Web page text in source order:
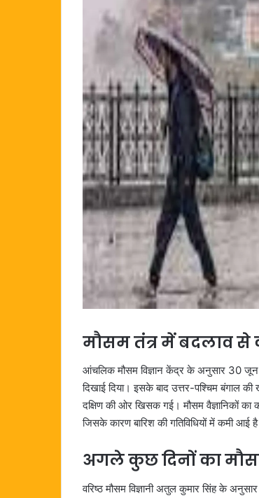
मौसम तंत्र में बदलाव से
आंचलिक मौसम विज्ञान केंद्र के अनुसार 30
दिखाई दिया। इसके बाद उत्तर-पश्चिम बंगाल
दक्षिण की ओर खिसक गई। मौसम वैज्ञानिकों
जिसके कारण बारिश की गतिविधियों में कमी आई
अगले कुछ दिनों का
वरिष्ठ मौसम विज्ञानी अतुल कुमार सिंह के